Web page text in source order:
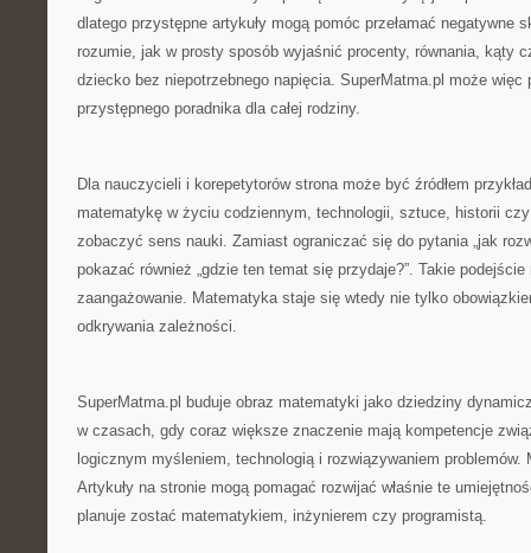
dlatego przystępne artykuły mogą pomóc przełamać negatywne
rozumie, jak w prosty sposób wyjaśnić procenty, równania, kąty
dziecko bez niepotrzebnego napięcia. SuperMatma.pl może więc
przystępnego poradnika dla całej rodziny.
Dla nauczycieli i korepetytorów strona może być źródłem
matematykę w życiu codziennym, technologii, sztuce, historii
zobaczyć sens nauki. Zamiast ograniczać się do pytania „jak
pokazać również „gdzie ten temat się przydaje?”. Takie
zaangażowanie. Matematyka staje się wtedy nie tylko
odkrywania zależności.
SuperMatma.pl buduje obraz matematyki jako dziedziny
w czasach, gdy coraz większe znaczenie mają kompetencje
logicznym myśleniem, technologią i rozwiązywaniem
Artykuły na stronie mogą pomagać rozwijać właśnie te
planuje zostać matematykiem, inżynierem czy programistą.